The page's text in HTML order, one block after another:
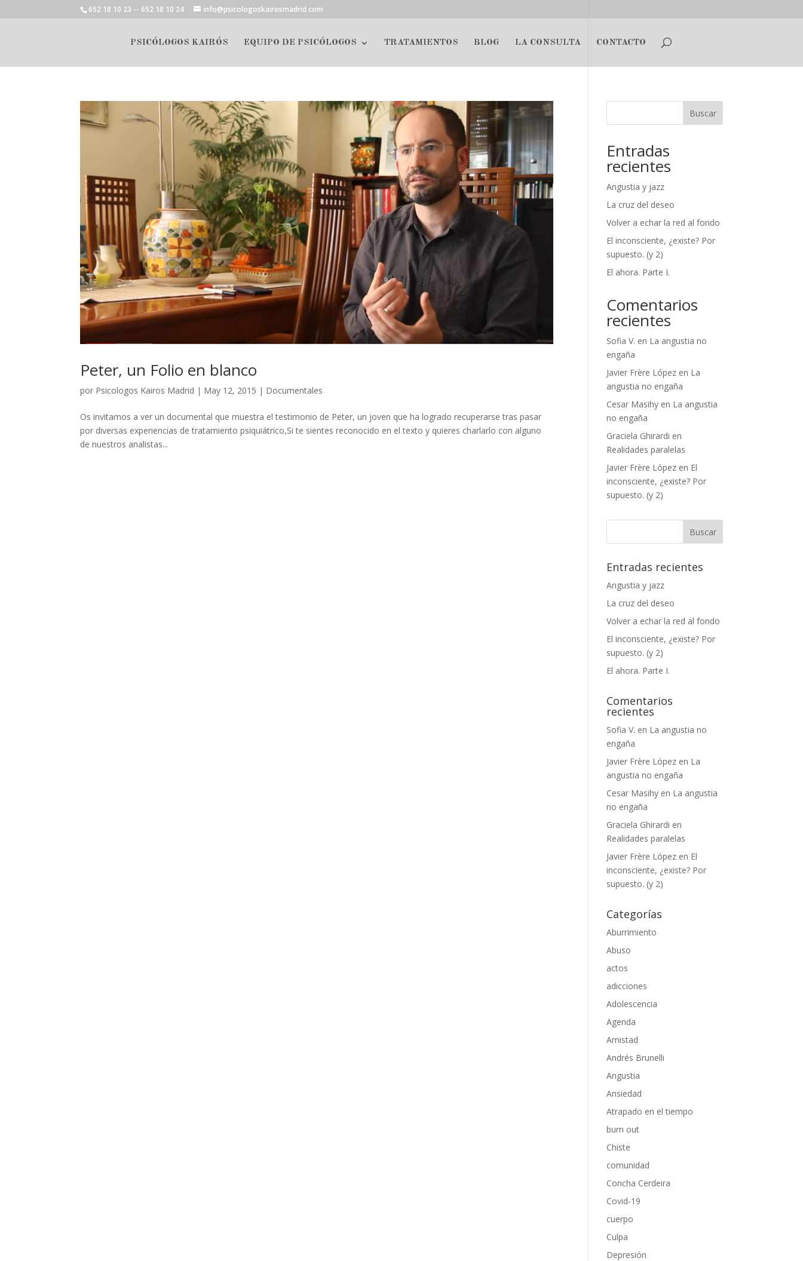
652 18 10 23 -- 652 18 10 24 info@psicologoskairosmadrid.com
PSICÓLOGOS KAIRÓS EQUIPO DE PSICÓLOGOS TRATAMIENTOS BLOG LA CONSULTA CONTACTO
Peter, un Folio en blanco
por Psicologos Kairos Madrid | May 12, 2015 | Documentales
Os invitamos a ver un documental que muestra el testimonio de Peter, un joven que ha logrado recuperarse tras pasar
por diversas experiencias de tratamiento psiquiátrico,Si te sientes reconocido en el texto y quieres charlarlo con alguno
de nuestros analistas...
Buscar
Entradas
recientes
Angustia y jazz
La cruz del deseo
Volver a echar la red al fondo
El inconsciente, ¿existe? Por
supuesto. (y 2)
El ahora. Parte I.
Comentarios
recientes
Sofia V. en La angustia no
engaña
Javier Frère López en La
angustia no engaña
Cesar Masihy en La angustia
no engaña
Graciela Ghirardi en
Realidades paralelas
Javier Frère López en El
inconsciente, ¿existe? Por
supuesto. (y 2)
Entradas recientes
Angustia y jazz
La cruz del deseo
Volver a echar la red al fondo
El inconsciente, ¿existe? Por
supuesto. (y 2)
El ahora. Parte I.
Comentarios
recientes
Sofia V. en La angustia no
engaña
Javier Frère López en La
angustia no engaña
Cesar Masihy en La angustia
no engaña
Graciela Ghirardi en
Realidades paralelas
Javier Frère López en El
inconsciente, ¿existe? Por
supuesto. (y 2)
Categorías
Aburrimiento
Abuso
actos
adicciones
Adolescencia
Agenda
Amistad
Andrés Brunelli
Angustia
Ansiedad
Atrapado en el tiempo
burn out
Chiste
comunidad
Concha Cerdeira
Covid-19
cuerpo
Culpa
Depresión